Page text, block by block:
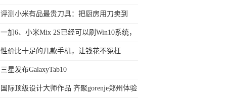
评测小米有品最贵刀具：把厨房用刀卖到
999元的秘密
一加6、小米Mix 2S已经可以刷Win10系统，
网友：安卓提不动刀了？
性价比十足的几款手机，让钱花不冤枉
三星发布GalaxyTab10
国际顶级设计大师作品 齐聚gorenje郑州体验